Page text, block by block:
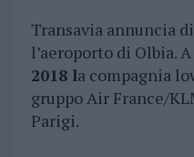
Transavia annuncia
l’aeroporto di Olbia.
2018 la compagnia
gruppo Air France/
Parigi.